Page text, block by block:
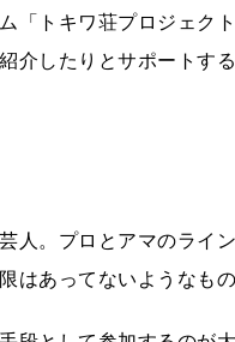
「トキワ荘プロジェク
介したりとサポートす
人。プロとアマのライ
はあってないようなも